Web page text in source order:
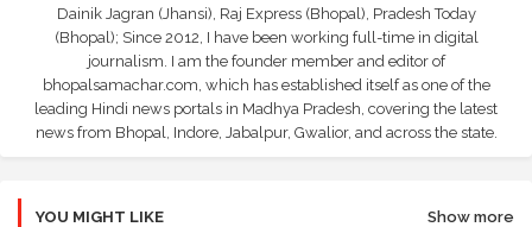
Dainik Jagran (Jhansi), Raj Express (Bhopal), Pradesh Today
(Bhopal); Since 2012, I have been working full-time in digital
journalism. I am the founder member and editor of
bhopalsamachar.com, which has established itself as one of the
leading Hindi news portals in Madhya Pradesh, covering the latest
news from Bhopal, Indore, Jabalpur, Gwalior, and across the state.
YOU MIGHT LIKE Show more